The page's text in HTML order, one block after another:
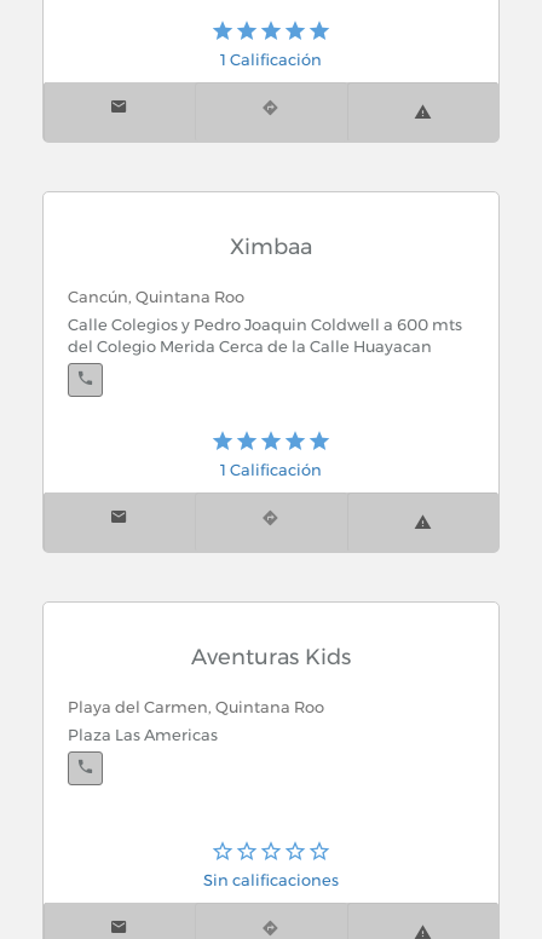
1 Calificación
Ximbaa
Cancún, Quintana Roo
Calle Colegios y Pedro Joaquin Coldwell a 600 mts
del Colegio Merida Cerca de la Calle Huayacan
1 Calificación
Aventuras Kids
Playa del Carmen, Quintana Roo
Plaza Las Americas
Sin calificaciones